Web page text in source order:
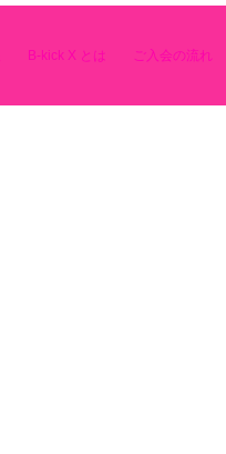
B-kick X とは ご入会の流れ